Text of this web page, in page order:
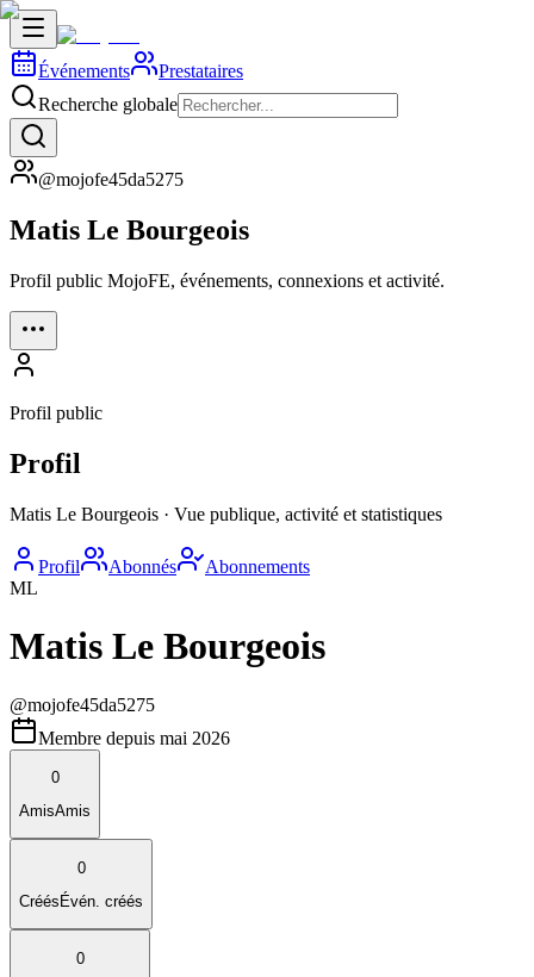
Événements
Prestataires
Recherche globale
@mojofe45da5275
Matis Le Bourgeois
Profil public MojoFE, événements, connexions et activité.
Profil public
Profil
Matis Le Bourgeois · Vue publique, activité et statistiques
Profil Abonnés
Abonnements
ML
Matis Le Bourgeois
@mojofe45da5275
Membre depuis mai 2026
0
AmisAmis
0
Créés Évén. créés
0